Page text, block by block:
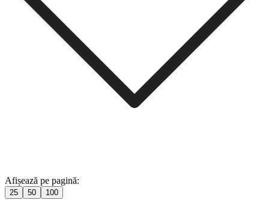
Afișează pe pagină:
25 50 100